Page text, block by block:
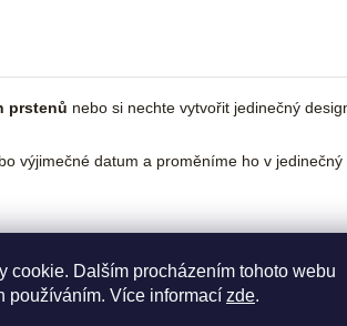
cookie. Dalším procházením tohoto webu
používáním. Více informací zde.
prstenů nebo si nechte vytvořit jedinečný
výjimečné datum a proměníme ho v